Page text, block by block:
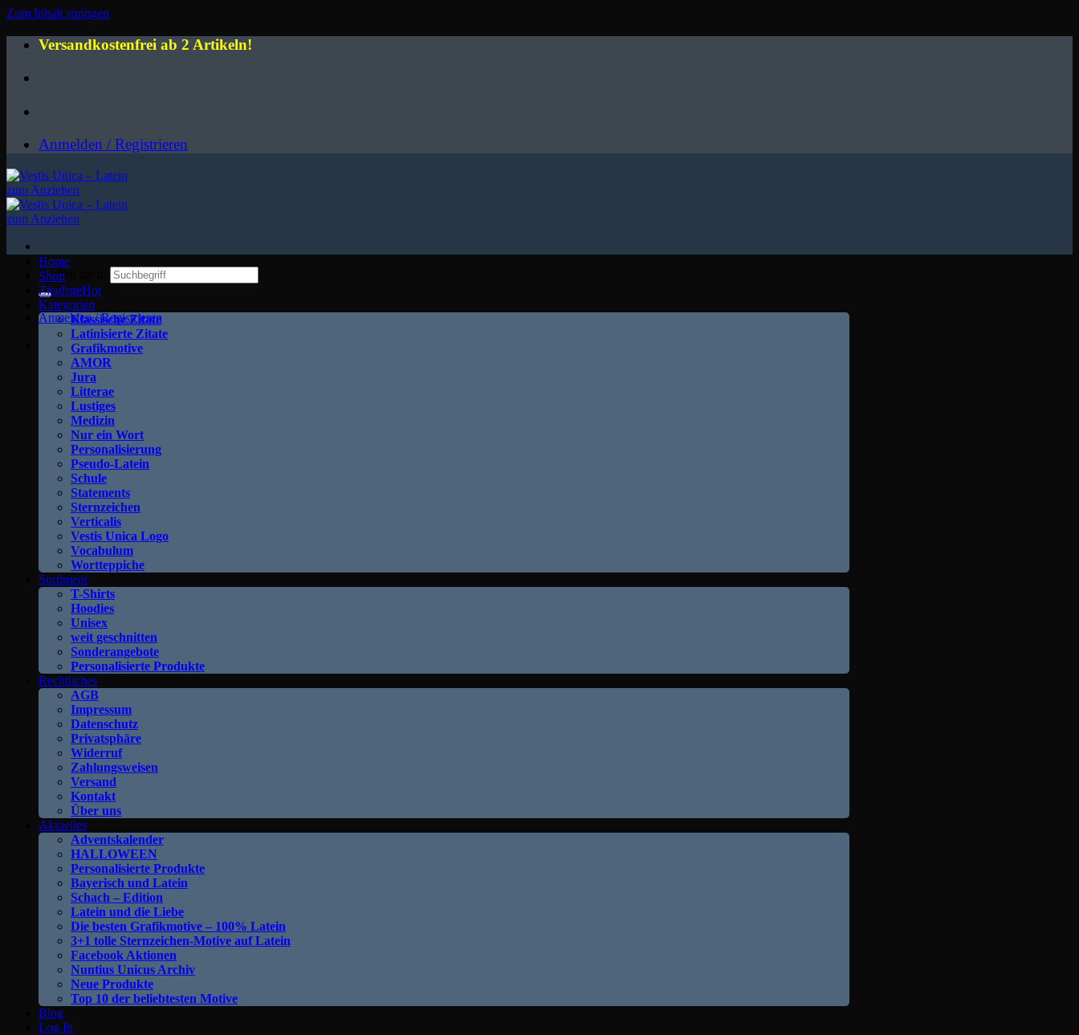
Zum Inhalt springen
Versandkostenfrei ab 2 Artikeln!
Anmelden / Registrieren
Suchen nach:
Anmelden / Registrieren
Home
Shop
Zitatliste
Kategorien
Klassische Zitate
Latinisierte Zitate
Grafikmotive
AMOR
Jura
Litterae
Lustiges
Medizin
Nur ein Wort
Personalisierung
Pseudo-Latein
Schule
Statements
Sternzeichen
Verticalis
Vestis Unica Logo
Vocabulum
Wortteppiche
Sortiment
T-Shirts
Hoodies
Unisex
weit geschnitten
Sonderangebote
Personalisierte Produkte
Rechtliches
AGB
Impressum
Datenschutz
Privatsphäre
Widerruf
Zahlungsweisen
Versand
Kontakt
Über uns
Aktuelles
Adventskalender
HALLOWEEN
Personalisierte Produkte
Bayerisch und Latein
Schach – Edition
Latein und die Liebe
Die besten Grafikmotive – 100% Latein
3+1 tolle Sternzeichen-Motive auf Latein
Facebook Aktionen
Nuntius Unicus Archiv
Neue Produkte
Top 10 der beliebtesten Motive
Blog
Log In